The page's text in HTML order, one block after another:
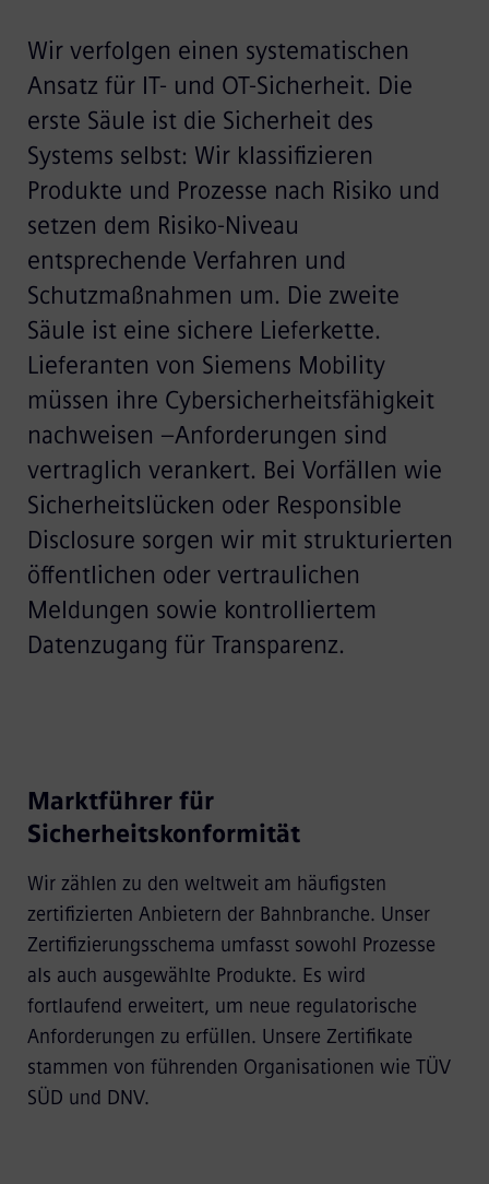
Wir verfolgen einen systematischen
Ansatz für IT- und OT-Sicherheit. Die
erste Säule ist die Sicherheit des
Systems selbst: Wir klassifizieren
Produkte und Prozesse nach Risiko und
setzen dem Risiko-Niveau
entsprechende Verfahren und
Schutzmaßnahmen um. Die zweite
Säule ist eine sichere Lieferkette.
Lieferanten von Siemens Mobility
müssen ihre Cybersicherheitsfähigkeit
nachweisen –Anforderungen sind
vertraglich verankert. Bei Vorfällen wie
Sicherheitslücken oder Responsible
Disclosure sorgen wir mit strukturierten
öffentlichen oder vertraulichen
Meldungen sowie kontrolliertem
Datenzugang für Transparenz.
Marktführer für
Sicherheitskonformität
Wir zählen zu den weltweit am häufigsten
zertifizierten Anbietern der Bahnbranche. Unser
Zertifizierungsschema umfasst sowohl Prozesse
als auch ausgewählte Produkte. Es wird
fortlaufend erweitert, um neue regulatorische
Anforderungen zu erfüllen. Unsere Zertifikate
stammen von führenden Organisationen wie TÜV
SÜD und DNV.